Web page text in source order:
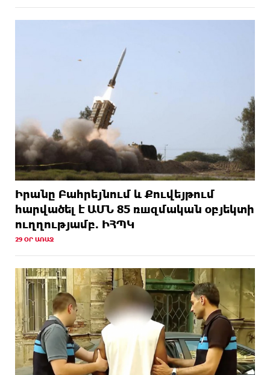
Իրանը Բահրեյնում և Քուվեյթում
hարվածել է ԱՄՆ 85 ռшզմական օբյեկտի
ուղղությամբ. ԻՀՊԿ
29 ՕՐ ԱՌԱՋ